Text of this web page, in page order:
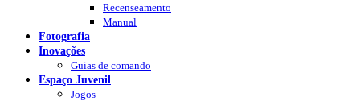
Recenseamento
Manual
Fotografia
Inovações
Guias de comando
Espaço Juvenil
Jogos